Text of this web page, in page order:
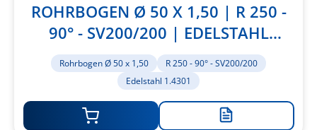
ROHRBOGEN Ø 50 X 1,50 | R 250 -
90° - SV200/200 | EDELSTAHL
1.4301
Rohrbogen Ø 50 x 1,50
R 250 - 90° - SV200/200
Edelstahl 1.4301